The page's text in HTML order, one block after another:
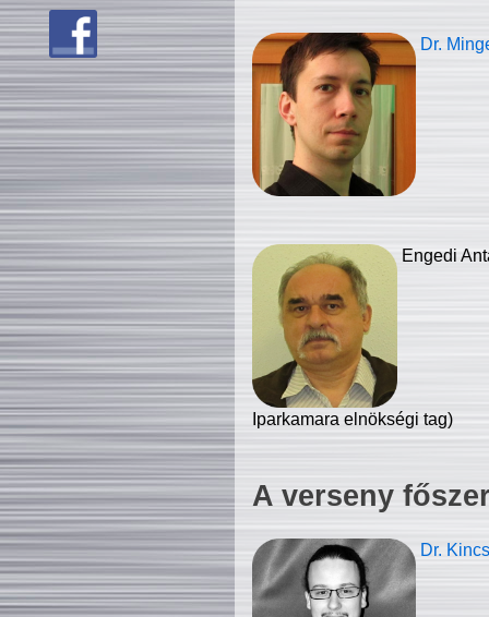
Dr.
Engedi
Iparkamara elnökségi tag)
A verseny
Dr.